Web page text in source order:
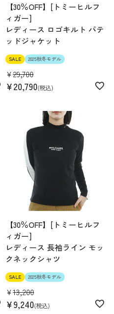
【30％OFF】[トミーヒルフ
ィガー]
レディース ロゴキルト パテ
ッドジャケット
SALE 2025秋冬モデル
¥29,700
¥20,790 税込
【30％OFF】[トミーヒルフ
ィガー]
レディース 長袖ライン モッ
クネックシャツ
SALE 2025秋冬モデル
¥13,200
¥9,240 税込